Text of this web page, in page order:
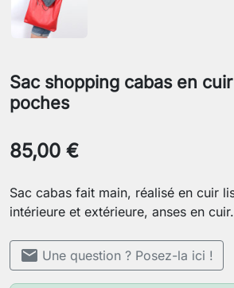
Sac shopping cabas en
poches
85,00 €
Sac cabas fait main, réalisé en cuir
intérieure et extérieure, anses en cuir.
mail Une question ? Posez-la ici !